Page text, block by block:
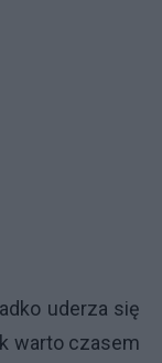
uderza się
warto czasem